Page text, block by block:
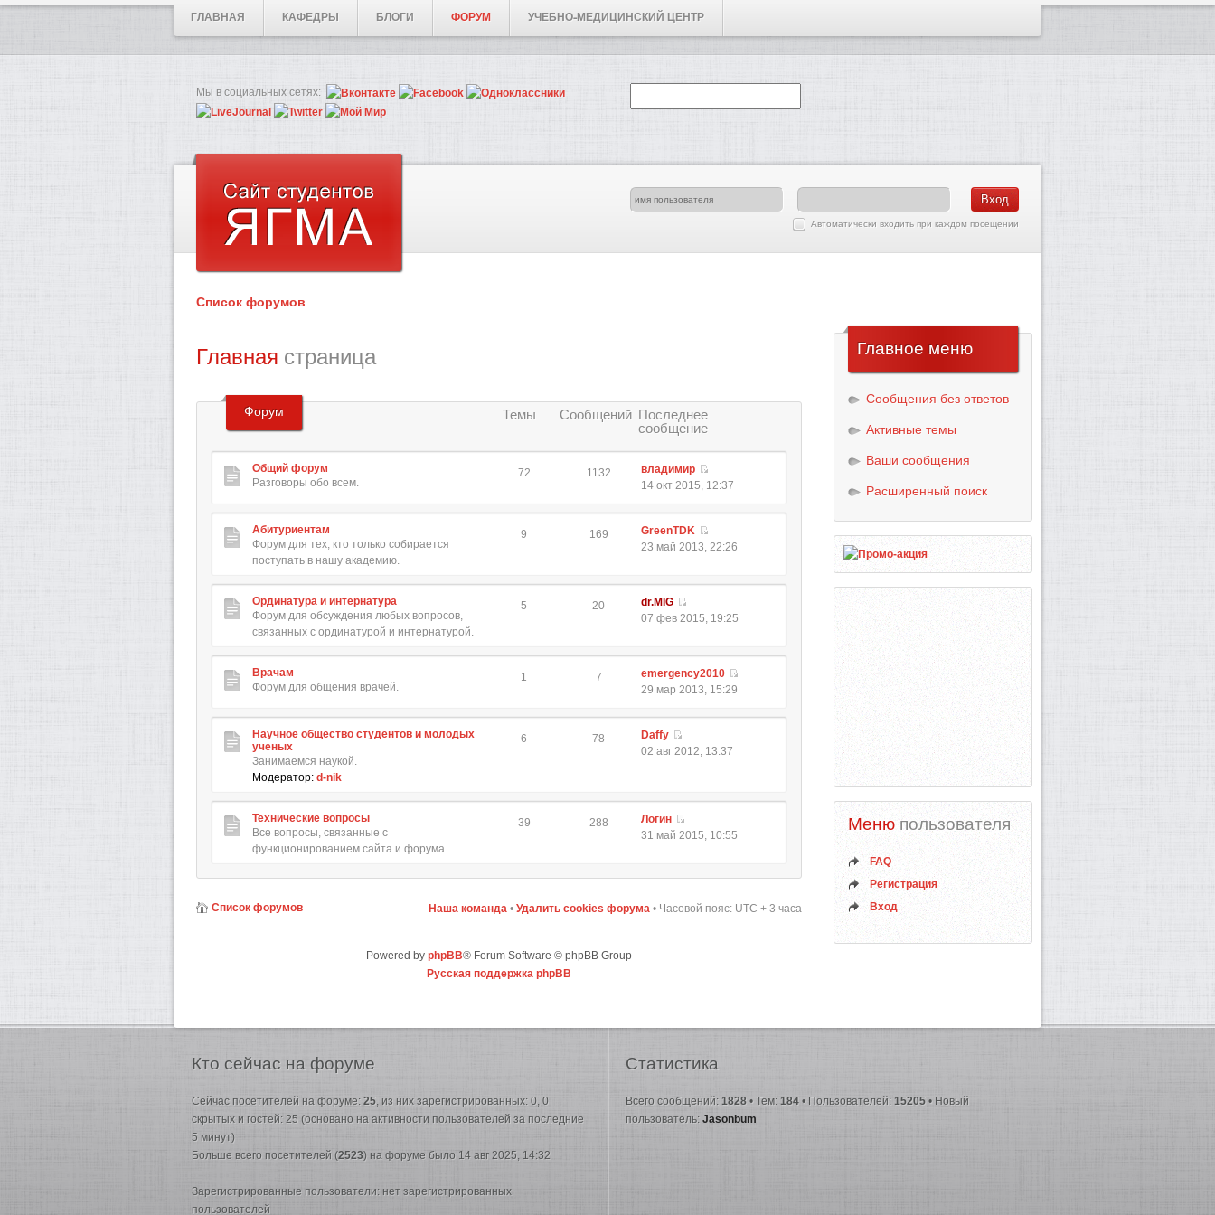
ГЛАВНАЯ КАФЕДРЫ БЛОГИ ФОРУМ УЧЕБНО-МЕДИЦИНСКИЙ ЦЕНТР
Мы в социальных сетях:
Автоматически входить при каждом посещении
Список форумов
Главная страница
Форум Темы Сообщений Последнее
сообщение
Общий форум
Разговоры обо всем.
72 1132
владимир
14 окт 2015, 12:37
Абитуриентам
Форум для тех, кто только собирается
поступать в нашу академию.
9 169
GreenTDK
23 май 2013, 22:26
Ординатура и интернатура
Форум для обсуждения любых вопросов,
связанных с ординатурой и интернатурой.
5 20
dr.MIG
07 фев 2015, 19:25
Врачам
Форум для общения врачей.
1 7
emergency2010
29 мар 2013, 15:29
Научное общество студентов и молодых
ученых
Занимаемся наукой.
Модератор: d-nik
6 78
Daffy
02 авг 2012, 13:37
Технические вопросы
Все вопросы, связанные с
функционированием сайта и форума.
39 288
Логин
31 май 2015, 10:55
Список форумов Наша команда • Удалить cookies форума • Часовой пояс: UTC + 3 часа
Powered by phpBB® Forum Software © phpBB Group
Русская поддержка phpBB
Главное меню
Сообщения без ответов
Активные темы
Ваши сообщения
Расширенный поиск
Меню пользователя
FAQ
Регистрация
Вход
Кто сейчас на форуме
Сейчас посетителей на форуме: 25 , из них зарегистрированных: 0, 0
скрытых и гостей: 25 (основано на активности пользователей за последние
5 минут)
Больше всего посетителей (2523) на форуме было 14 авг 2025, 14:32
Зарегистрированные пользователи: нет зарегистрированных
пользователей
Статистика
Всего сообщений: 1828 • Тем: 184 • Пользователей: 15205 • Новый
пользователь: Jasonbum